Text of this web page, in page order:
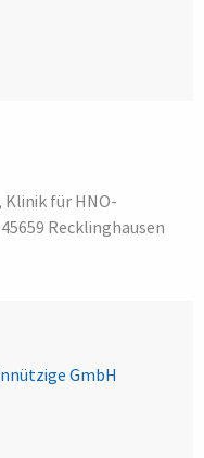
Klinik für HNO-
Recklinghausen
GmbH